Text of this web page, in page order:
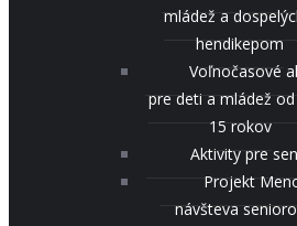
mládež a
hendikepom
Voľnočasové
pre deti a mládež
15 rokov
Aktivity pre
Projekt
návšteva